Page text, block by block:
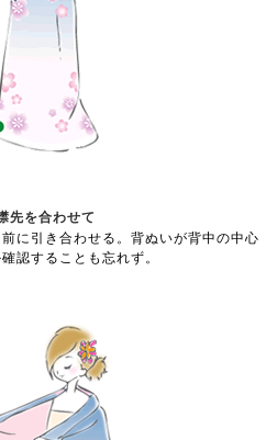
先を合わせて
に引き合わせる。背ぬいが背中の中心
認することも忘れず。